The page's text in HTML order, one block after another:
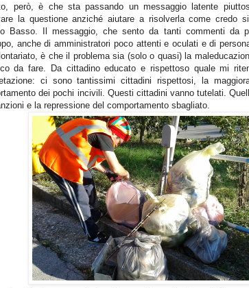
però, è che sta passando un messaggio latente
la questione anziché aiutare a risolverla come credo
Basso. Il messaggio, che sento da tanti commenti da
anche di amministratori poco attenti e oculati e di
è che il problema sia (solo o quasi) la
da fare. Da cittadino educato e rispettoso quale mi
ci sono tantissimi cittadini rispettosi, la
dei pochi incivili. Questi cittadini vanno tutelati.
e la repressione del comportamento sbagliato.